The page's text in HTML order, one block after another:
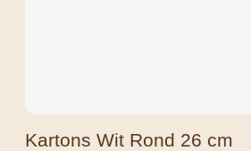
Kartons Wit Rond 26 cm